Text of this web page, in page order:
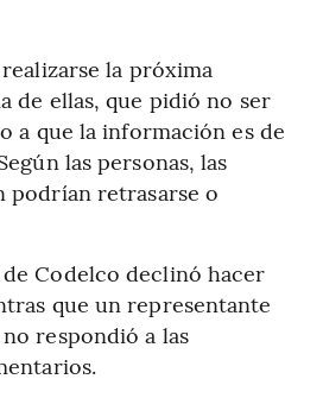
la próxima
de ellas, que pidió no ser
a que la información es de
las personas, las
podrían retrasarse o
Codelco declinó hacer
que un representante
respondió a las